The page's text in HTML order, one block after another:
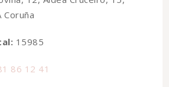
Coruña
15985
86 12 41